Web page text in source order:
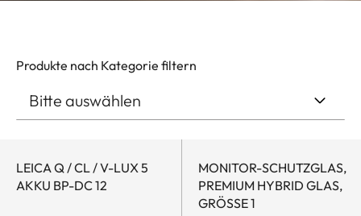
Produkte nach Kategorie filtern
LEICA Q / CL / V-LUX 5
AKKU BP-DC 12
MONITOR-SCHUTZGLAS,
PREMIUM HYBRID GLAS,
GRÖSSE 1